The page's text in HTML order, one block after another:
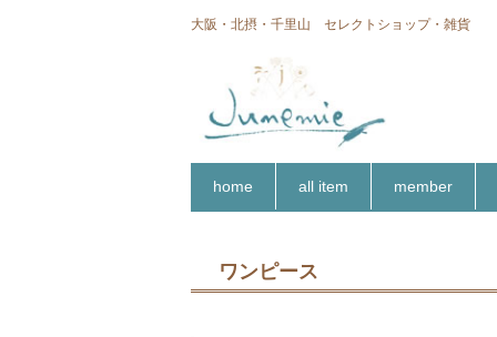
大阪・北摂・千里山 セレクトショップ・雑貨
home all item member
ワンピース